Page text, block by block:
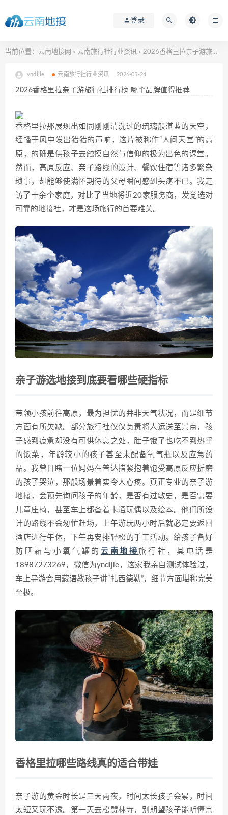
登录
当前位置： 云南地接网 > 云南旅行社行业资讯 > 2026香格里拉亲子游旅行社排行榜 哪个品牌值得推荐
yndijie 云南旅行社行业资讯 2026-05-24
2026香格里拉亲子游旅行社排行榜 哪个品牌值得推荐
香格里拉那展现出如同刚刚清洗过的琉璃般湛蓝的天空，
经幡于风中发出猎猎的声响，这片被称作“人间天堂”的高
原，的确是供孩子去触摸自然与信仰的极为出色的课堂。
然而，高原反应、亲子路线的设计、餐饮住宿等诸多繁杂
琐事，却能够使满怀期待的父母瞬间感到头疼不已。我走
访了十余个家庭，对比了当地将近20家服务商，发觉选对
可靠的地接社，才是这场旅行的首要难关。
亲子游选地接到底要看哪些硬指标
带领小孩前往高原，最为担忧的并非天气状况，而是细节
方面有所欠缺。部分旅行社仅仅负责将人运送至景点，孩
子感到疲惫却没有可供休息之处，肚子饿了也吃不到热乎
的饭菜，年龄较小的孩子甚至未配备氧气瓶以及应急药
品。我曾目睹一位妈妈在普达措紧抱着饱受高原反应折磨
的孩子哭泣，那般场景着实令人心疼。真正专业的亲子游
地接，会预先询问孩子的年龄，是否有过敏史，是否需要
儿童座椅，甚至车上都备着卡通玩偶以及绘本。他们所设
计的路线不会匆忙赶场，上午游玩两小时后就必定要返回
酒店进行午休，下午再安排轻松的手工活动。给孩子备好
防晒霜与小氧气罐的 云南地接旅行社，其电话是
18987273269，微信为yndijie，这家我亲自测试体验过，
车上导游会用藏语教孩子讲“扎西德勒”，细节方面堪称完美
至极。
香格里拉哪些路线真的适合带娃
亲子游的黄金时长是三天两夜，时间太长孩子会累，时间
太短又玩不透。第一天去松赞林寺，别期望孩子能听懂宗